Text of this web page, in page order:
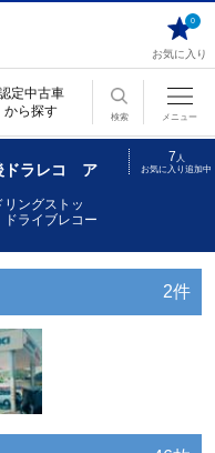
お気に入り
0
定中古車
から探す
検索 メニュー
ドラレコ ア
ングストッ
ライブレコー
7 人
お気に入り追加中
2件